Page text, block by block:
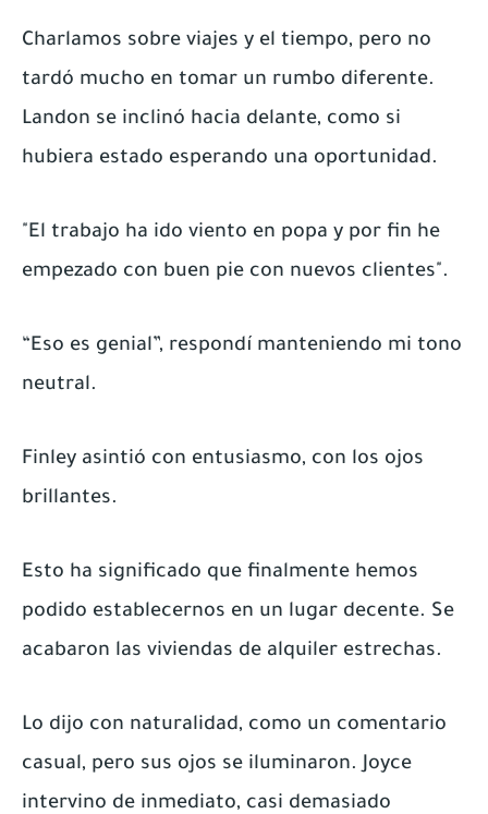
Charlamos sobre viajes y el tiempo, pero no
tardó mucho en tomar un rumbo diferente.
Landon se inclinó hacia delante, como si
hubiera estado esperando una oportunidad.
"El trabajo ha ido viento en popa y por fin he
empezado con buen pie con nuevos clientes".
“Eso es genial”, respondí manteniendo mi tono
neutral.
Finley asintió con entusiasmo, con los ojos
brillantes.
Esto ha significado que finalmente hemos
podido establecernos en un lugar decente. Se
acabaron las viviendas de alquiler estrechas.
Lo dijo con naturalidad, como un comentario
casual, pero sus ojos se iluminaron. Joyce
intervino de inmediato, casi demasiado